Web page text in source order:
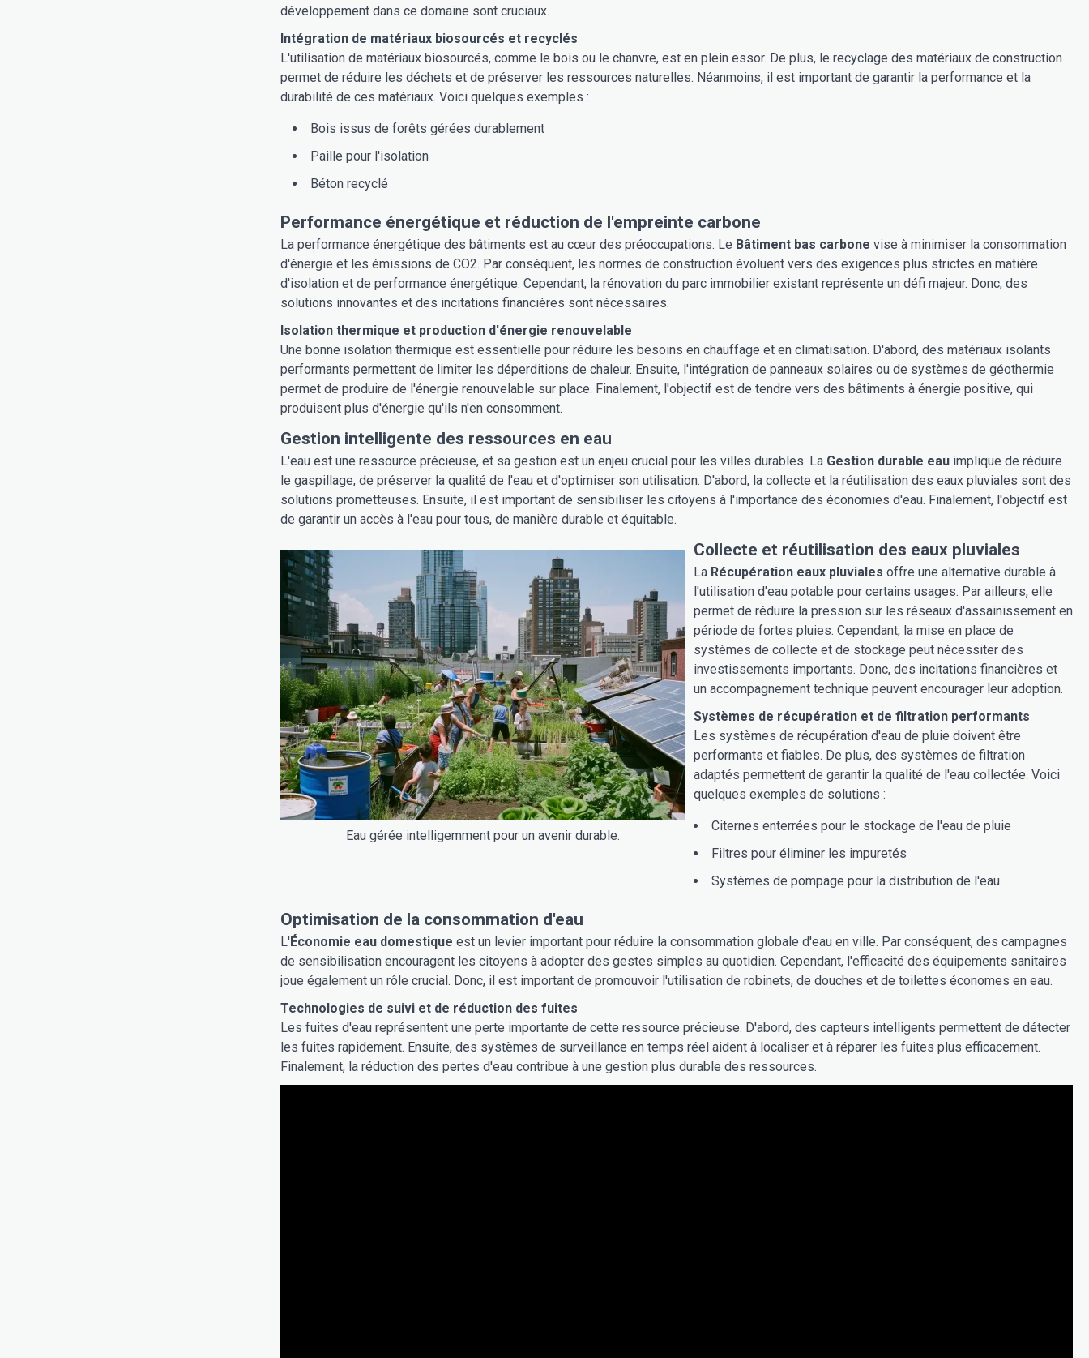
développement dans ce domaine sont cruciaux.
Intégration de matériaux biosourcés et recyclés
L'utilisation de matériaux biosourcés, comme le bois ou le chanvre, est en plein essor. De plus, le recyclage des matériaux de construction
permet de réduire les déchets et de préserver les ressources naturelles. Néanmoins, il est important de garantir la performance et la
durabilité de ces matériaux. Voici quelques exemples :
Bois issus de forêts gérées durablement
Paille pour l'isolation
Béton recyclé
Performance énergétique et réduction de l'empreinte carbone
La performance énergétique des bâtiments est au cœur des préoccupations. Le Bâtiment bas carbone vise à minimiser la consommation
d'énergie et les émissions de CO2. Par conséquent, les normes de construction évoluent vers des exigences plus strictes en matière
d'isolation et de performance énergétique. Cependant, la rénovation du parc immobilier existant représente un défi majeur. Donc, des
solutions innovantes et des incitations financières sont nécessaires.
Isolation thermique et production d'énergie renouvelable
Une bonne isolation thermique est essentielle pour réduire les besoins en chauffage et en climatisation. D'abord, des matériaux isolants
performants permettent de limiter les déperditions de chaleur. Ensuite, l'intégration de panneaux solaires ou de systèmes de géothermie
permet de produire de l'énergie renouvelable sur place. Finalement, l'objectif est de tendre vers des bâtiments à énergie positive, qui
produisent plus d'énergie qu'ils n'en consomment.
Gestion intelligente des ressources en eau
L'eau est une ressource précieuse, et sa gestion est un enjeu crucial pour les villes durables. La Gestion durable eau implique de réduire
le gaspillage, de préserver la qualité de l'eau et d'optimiser son utilisation. D'abord, la collecte et la réutilisation des eaux pluviales sont des
solutions prometteuses. Ensuite, il est important de sensibiliser les citoyens à l'importance des économies d'eau. Finalement, l'objectif est
de garantir un accès à l'eau pour tous, de manière durable et équitable.
Eau gérée intelligemment pour un avenir durable.
Collecte et réutilisation des eaux pluviales
La Récupération eaux pluviales offre une alternative durable à
l'utilisation d'eau potable pour certains usages. Par ailleurs, elle
permet de réduire la pression sur les réseaux d'assainissement en
période de fortes pluies. Cependant, la mise en place de
systèmes de collecte et de stockage peut nécessiter des
investissements importants. Donc, des incitations financières et
un accompagnement technique peuvent encourager leur adoption.
Systèmes de récupération et de filtration performants
Les systèmes de récupération d'eau de pluie doivent être
performants et fiables. De plus, des systèmes de filtration
adaptés permettent de garantir la qualité de l'eau collectée. Voici
quelques exemples de solutions :
Citernes enterrées pour le stockage de l'eau de pluie
Filtres pour éliminer les impuretés
Systèmes de pompage pour la distribution de l'eau
Optimisation de la consommation d'eau
L'Économie eau domestique est un levier important pour réduire la consommation globale d'eau en ville. Par conséquent, des campagnes
de sensibilisation encouragent les citoyens à adopter des gestes simples au quotidien. Cependant, l'efficacité des équipements sanitaires
joue également un rôle crucial. Donc, il est important de promouvoir l'utilisation de robinets, de douches et de toilettes économes en eau.
Technologies de suivi et de réduction des fuites
Les fuites d'eau représentent une perte importante de cette ressource précieuse. D'abord, des capteurs intelligents permettent de détecter
les fuites rapidement. Ensuite, des systèmes de surveillance en temps réel aident à localiser et à réparer les fuites plus efficacement.
Finalement, la réduction des pertes d'eau contribue à une gestion plus durable des ressources.